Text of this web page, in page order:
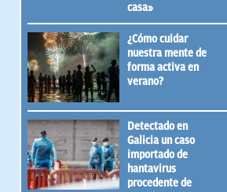
casa»
¿Cómo cuidar
nuestra mente de
forma activa en
verano?
Detectado en
Galicia un caso
importado de
hantavirus
procedente de